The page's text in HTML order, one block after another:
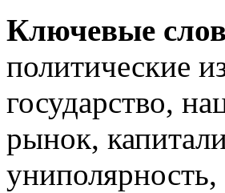
Ключевые
политические
государство,
рынок,